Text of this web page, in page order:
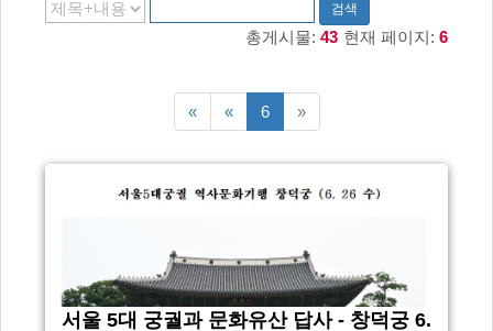
검색
총게시물: 43 현재 페이지: 6
«맨처음
페이지
«이전5페이지
6 »다음5페이지
서울 5대 궁궐과 문화유산 답사 - 창덕궁 6.